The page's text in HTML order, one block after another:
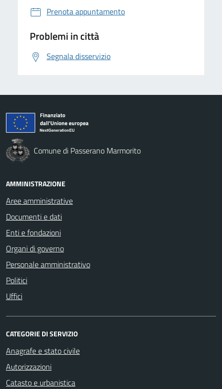
Prenota appuntamento
Problemi in città
Segnala disservizio
Comune di Passerano Marmorito
AMMINISTRAZIONE
Aree amministrative
Documenti e dati
Enti e fondazioni
Organi di governo
Personale amministrativo
Politici
Uffici
CATEGORIE DI SERVIZIO
Anagrafe e stato civile
Autorizzazioni
Catasto e urbanistica